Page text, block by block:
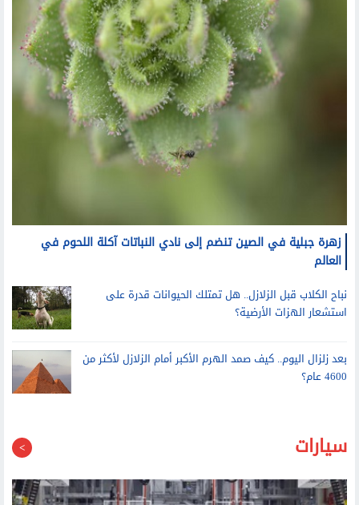
زهرة جبلية في الصين تنضم إلى نادي النباتات آكلة اللحوم في
العالم
نباح الكلاب قبل الزلازل.. هل تمتلك الحيوانات قدرة على
استشعار الهزات الأرضية؟
بعد زلزال اليوم.. كيف صمد الهرم الأكبر أمام الزلازل لأكثر من
سيارات